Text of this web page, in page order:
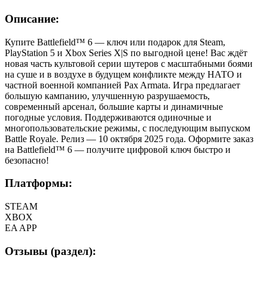
Описание:
Купите Battlefield™ 6 — ключ или подарок для Steam,
PlayStation 5 и Xbox Series X|S по выгодной цене! Вас ждёт
новая часть культовой серии шутеров с масштабными боями
на суше и в воздухе в будущем конфликте между НАТО и
частной военной компанией Pax Armata. Игра предлагает
большую кампанию, улучшенную разрушаемость,
современный арсенал, большие карты и динамичные
погодные условия. Поддерживаются одиночные и
многопользовательские режимы, с последующим выпуском
Battle Royale. Релиз — 10 октября 2025 года. Оформите заказ
на Battlefield™ 6 — получите цифровой ключ быстро и
безопасно!
Платформы:
STEAM
XBOX
EA APP
Отзывы (раздел):